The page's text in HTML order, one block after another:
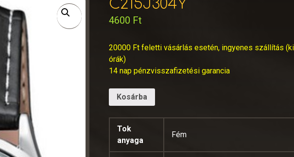
C215J304Y
4600 Ft
20000 Ft feletti vásárlás esetén, ingyenes szállítás
órák)
14 nap pénzvisszafizetési garancia
Kosárba
Tok
anyaga
Fém